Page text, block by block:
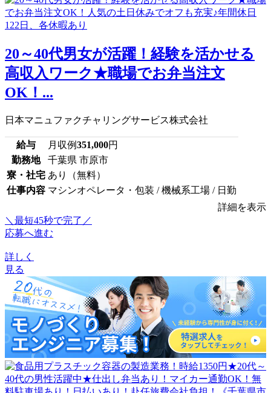
20～40代男女が活躍！経験を活かせる
高収入ワーク★職場でお弁当注文
OK！...
日本マニュファクチャリングサービス株式会社
給与 月収例351,000円
勤務地
千葉県 市原市
寮・社宅 あり（無料）
仕事内容 マシンオペレータ・包装 / 機械系工場 / 日勤
詳細を表示
＼最短45秒で完了／
応募へ進む
詳しく
見る